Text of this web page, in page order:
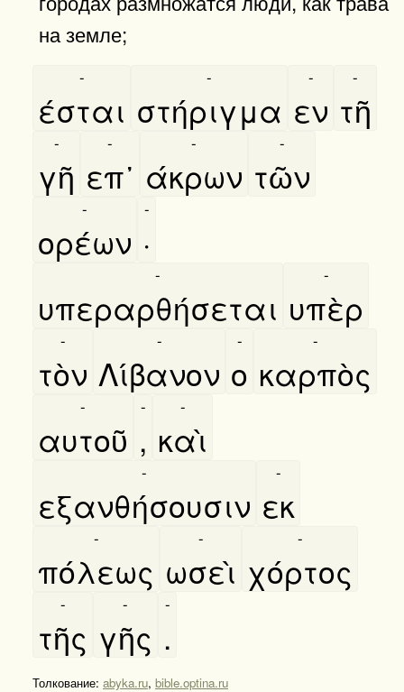
на земле;
έσται
-
στήριγμα
-
εν
-
τῆ
-
γῆ
-
επ᾿
-
άκρων
-
τῶν
-
ορέων
-
·
-
υπεραρθήσεται
-
υπὲρ
-
τὸν
-
Λίβανον
-
ο
-
καρπὸς
-
αυτοῦ
-
,
-
καὶ
-
εξανθήσουσιν
-
εκ
-
πόλεως
-
ωσεὶ
-
χόρτος
-
τῆς
-
γῆς
-
.
-
Толкование: abyka.ru, bible.optina.ru